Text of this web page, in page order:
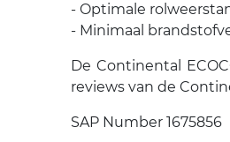
- Optimale
- Minimaal
De Continental
reviews van de
SAP Number 1675856